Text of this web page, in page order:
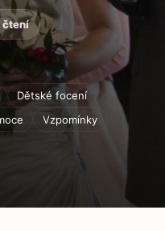
čtení
Dětské focení
Vzpomínky